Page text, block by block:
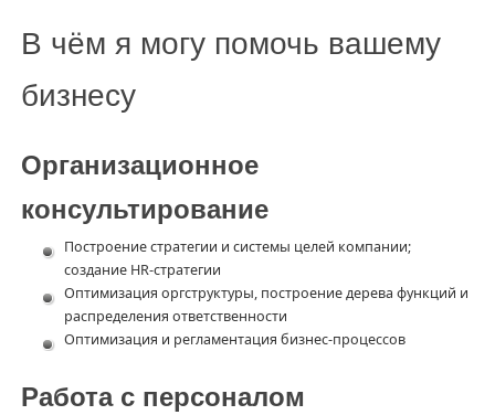
В чём я могу помочь вашему
бизнесу
Организационное
консультирование
Построение стратегии и системы целей компании;
создание HR-стратегии
Оптимизация оргструктуры, построение дерева функций и
распределения ответственности
Оптимизация и регламентация бизнес-процессов
Работа с персоналом